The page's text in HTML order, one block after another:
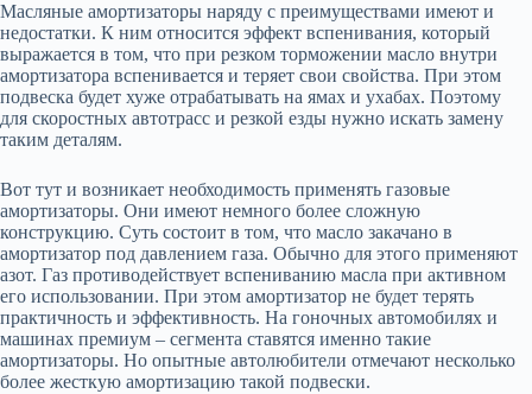
Масляные амортизаторы наряду с преимуществами имеют и
недостатки. К ним относится эффект вспенивания, который
выражается в том, что при резком торможении масло внутри
амортизатора вспенивается и теряет свои свойства. При этом
подвеска будет хуже отрабатывать на ямах и ухабах. Поэтому
для скоростных автотрасс и резкой езды нужно искать замену
таким деталям.
Вот тут и возникает необходимость применять газовые
амортизаторы. Они имеют немного более сложную
конструкцию. Суть состоит в том, что масло закачано в
амортизатор под давлением газа. Обычно для этого применяют
азот. Газ противодействует вспениванию масла при активном
его использовании. При этом амортизатор не будет терять
практичность и эффективность. На гоночных автомобилях и
машинах премиум – сегмента ставятся именно такие
амортизаторы. Но опытные автолюбители отмечают несколько
более жесткую амортизацию такой подвески.